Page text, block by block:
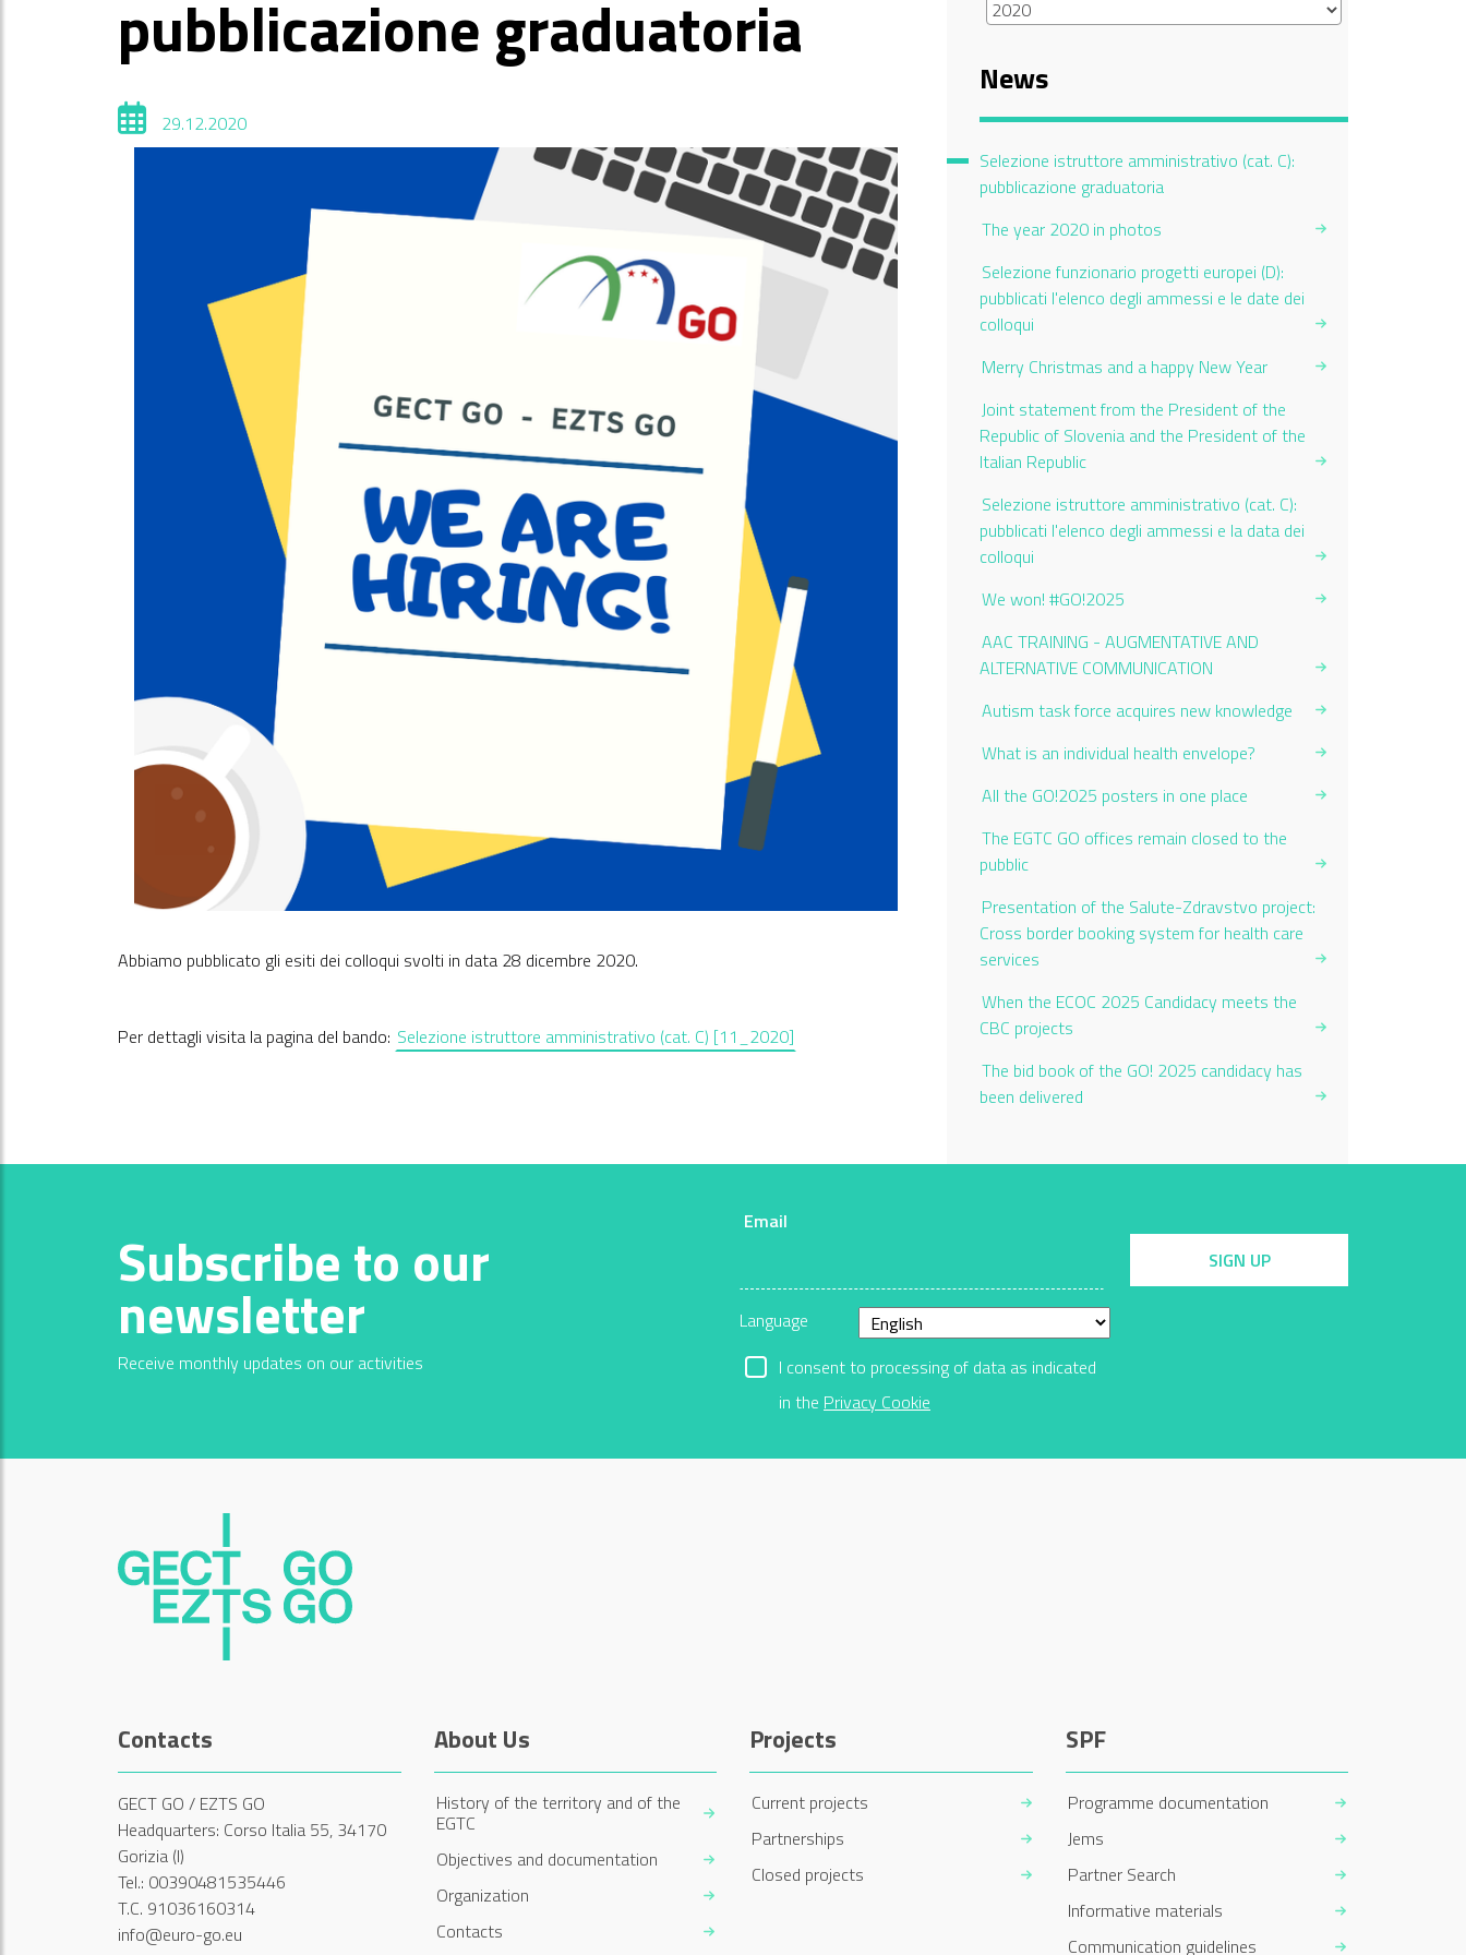
pubblicazione graduatoria
29.12.2020
Abbiamo pubblicato gli esiti dei colloqui svolti in data 28 dicembre 2020.
Per dettagli visita la pagina del bando: Selezione istruttore amministrativo (cat. C) [11_2020]
News
Selezione istruttore amministrativo (cat. C):
pubblicazione graduatoria
The year 2020 in photos
Selezione funzionario progetti europei (D):
pubblicati l'elenco degli ammessi e le date dei
colloqui
Merry Christmas and a happy New Year
Joint statement from the President of the
Republic of Slovenia and the President of the
Italian Republic
Selezione istruttore amministrativo (cat. C):
pubblicati l'elenco degli ammessi e la data dei
colloqui
We won! #GO!2025
AAC TRAINING - AUGMENTATIVE AND
ALTERNATIVE COMMUNICATION
Autism task force acquires new knowledge
What is an individual health envelope?
All the GO!2025 posters in one place
The EGTC GO offices remain closed to the
pubblic
Presentation of the Salute-Zdravstvo project:
Cross border booking system for health care
services
When the ECOC 2025 Candidacy meets the
CBC projects
The bid book of the GO! 2025 candidacy has
been delivered
Subscribe to our
newsletter
Receive monthly updates on our activities
Email
Language
I consent to processing of data as indicated
in the Privacy Cookie
SIGN UP
Contacts
GECT GO / EZTS GO
Headquarters: Corso Italia 55, 34170
Gorizia (I)
Tel.: 00390481535446
T.C. 91036160314
info@euro-go.eu
About Us
History of the territory and of the
EGTC
Objectives and documentation
Organization
Contacts
Projects
Current projects
Partnerships
Closed projects
SPF
Programme documentation
Jems
Partner Search
Informative materials
Communication guidelines